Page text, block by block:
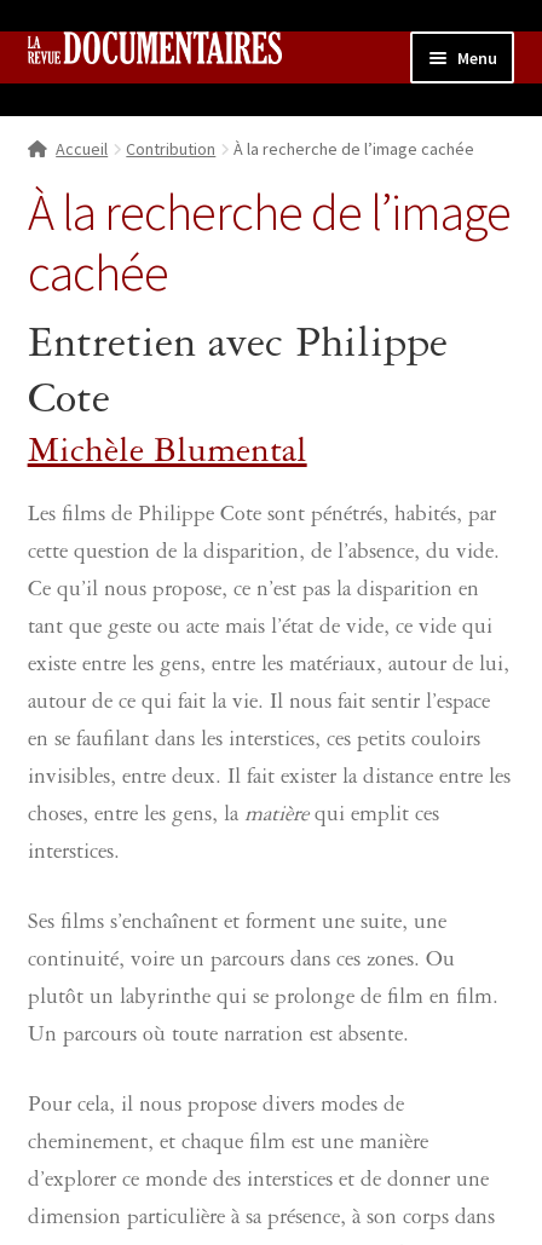
Aller
navigation
Aller
Menu
Qui sommes nous ?
Ouvrir
menu
enfant
Collection
Contributions
Accueil Contribution À la recherche de l’image cachée
À la recherche de l’image
cachée
Entretien avec Philippe
Cote
Michèle Blumental
Les films de Philippe Cote sont pénétrés, habités, par
cette question de la disparition, de l’absence, du vide.
Ce qu’il nous propose, ce n’est pas la disparition en
tant que geste ou acte mais l’état de vide, ce vide qui
existe entre les gens, entre les matériaux, autour de lui,
autour de ce qui fait la vie. Il nous fait sentir l’espace
en se faufilant dans les interstices, ces petits couloirs
invisibles, entre deux. Il fait exister la distance entre les
choses, entre les gens, la matièrequi emplit ces
interstices.
Ses films s’enchaînent et forment une suite, une
continuité, voire un parcours dans ces zones. Ou
plutôt un labyrinthe qui se prolonge de film en film.
Un parcours où toute narration est absente.
Pour cela, il nous propose divers modes de
cheminement, et chaque film est une manière
d’explorer ce monde des interstices et de donner une
dimension particulière à sa présence, à son corps dans